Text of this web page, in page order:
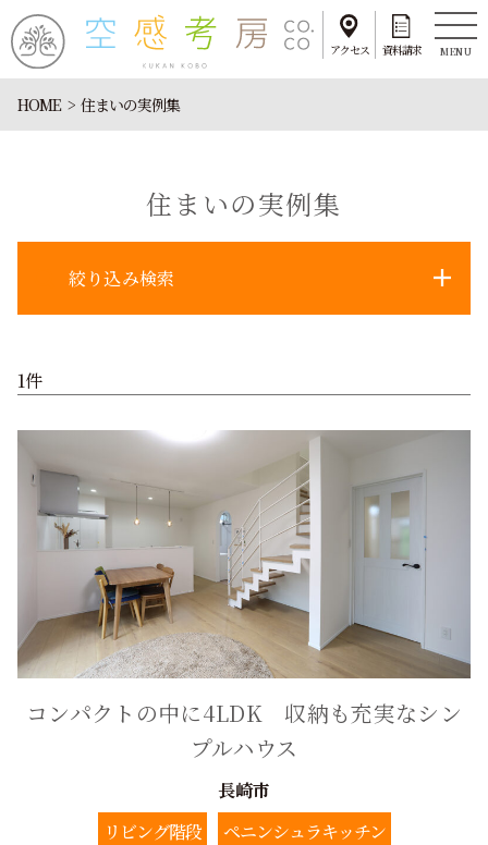
アクセス 資料請求 MENU
HOME 住まいの実例集
住まいの実例集
絞り込み検索
1件
コンパクトの中に4LDK 収納も充実なシン
プルハウス
長崎市
リビング階段
ペニンシュラキッチン